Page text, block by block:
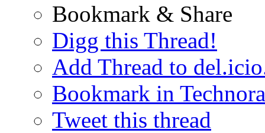
Bookmark & Share
Digg this Thread!
Add Thread to
Bookmark in
Tweet this thread